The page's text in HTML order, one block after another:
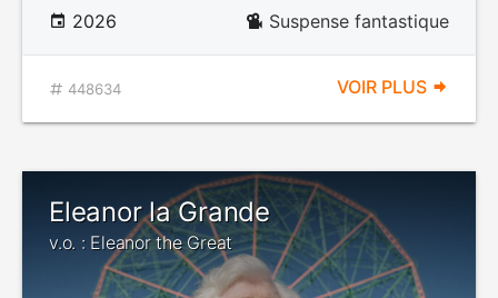
2026 Suspense fantastique
448634 VOIR PLUS
Eleanor la Grande
v.o. : Eleanor the Great